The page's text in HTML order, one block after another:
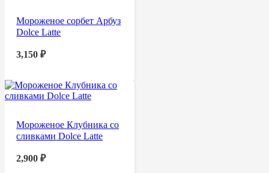
Мороженое сорбет Арбуз
Dolce Latte
3,150₽
Мороженое Клубника со
сливками Dolce Latte
2,900₽